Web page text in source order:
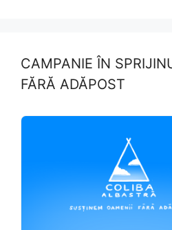
CAMPANIE ÎN
FĂRĂ ADĂPOST